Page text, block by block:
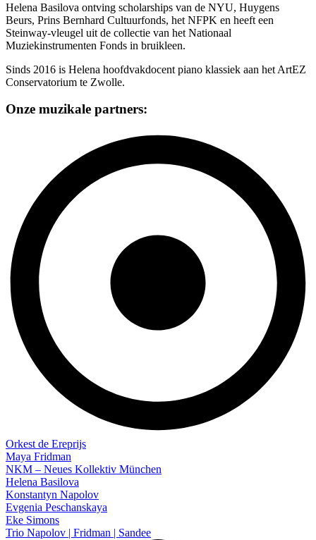
Helena Basilova ontving scholarships van de NYU, Huygens
Beurs, Prins Bernhard Cultuurfonds, het NFPK en heeft een
Steinway-vleugel uit de collectie van het Nationaal
Muziekinstrumenten Fonds in bruikleen.
Sinds 2016 is Helena hoofdvakdocent piano klassiek aan het ArtEZ
Conservatorium te Zwolle.
Onze muzikale partners:
Orkest de Ereprijs
Maya Fridman
NKM – Neues Kollektiv München
Helena Basilova
Konstantyn Napolov
Evgenia Peschanskaya
Eke Simons
Trio Napolov | Fridman | Sandee